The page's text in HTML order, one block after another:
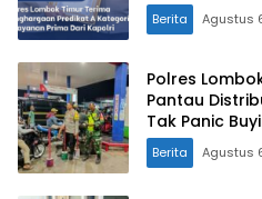
Berita Agustus
Polres
Pantau
Tak Panic
Berita Agustus